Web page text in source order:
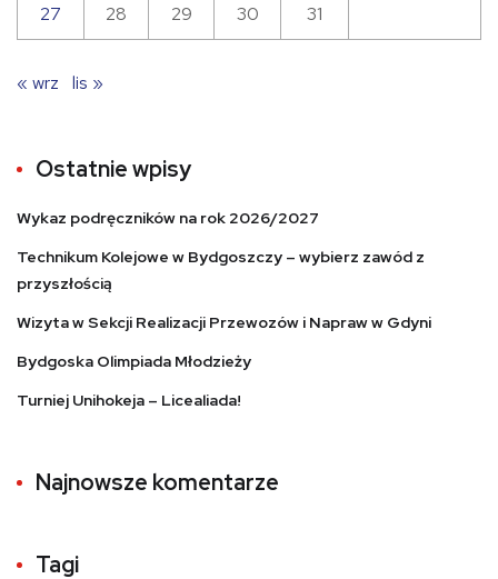
27 28 29 30 31
« wrz lis »
Ostatnie wpisy
Wykaz podręczników na rok 2026/2027
Technikum Kolejowe w Bydgoszczy – wybierz zawód z
przyszłością
Wizyta w Sekcji Realizacji Przewozów i Napraw w Gdyni
Bydgoska Olimpiada Młodzieży
Turniej Unihokeja – Licealiada!
Najnowsze komentarze
Tagi